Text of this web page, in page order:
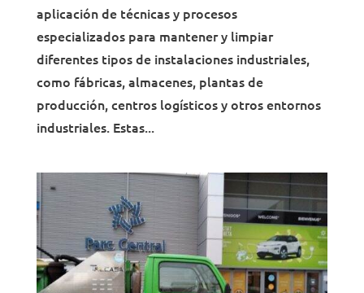
aplicación de técnicas y procesos
especializados para mantener y limpiar
diferentes tipos de instalaciones industriales,
como fábricas, almacenes, plantas de
producción, centros logísticos y otros entornos
industriales. Estas...